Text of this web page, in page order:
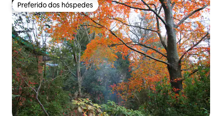
Preferido dos hóspedes
Preferido dos hóspedes